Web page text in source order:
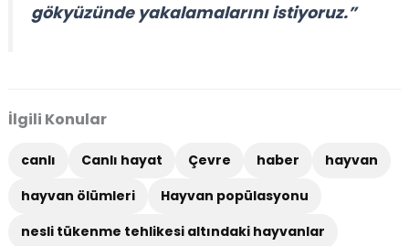
gökyüzünde yakalamalarını istiyoruz.”
İlgili Konular
canlı Canlı hayat Çevre haber
hayvan
hayvan ölümleri
Hayvan popülasyonu
nesli tükenme tehlikesi altındaki hayvanlar